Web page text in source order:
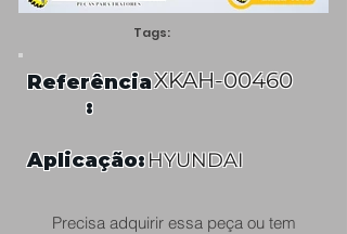
Tags:
Referência
:
XKAH-00460
Aplicação:HYUNDAI
Precisa adquirir essa peça ou tem